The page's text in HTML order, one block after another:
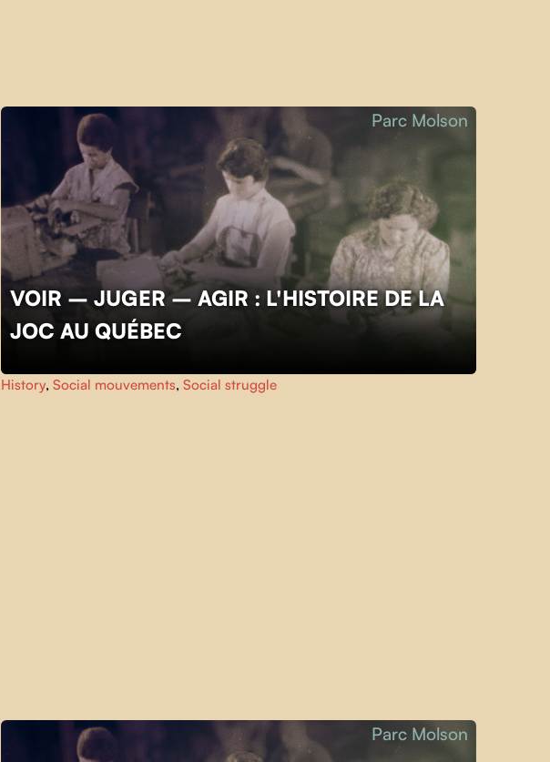
VOIR – JUGER – AGIR : L'HISTOIRE DE LA
JOC AU QUÉBEC
Parc Molson
History, Social mouvements, Social struggle
Parc Molson